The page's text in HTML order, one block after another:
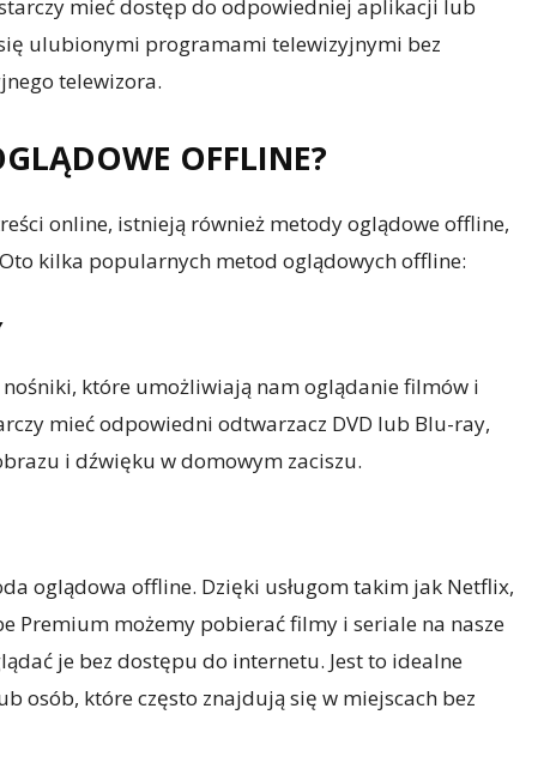
mieć dostęp do odpowiedniej aplikacji lub
ulubionymi programami telewizyjnymi bez
telewizora.
OFFLINE?
online, istnieją również metody oglądowe offline,
kilka popularnych metod oglądowych offline:
nośniki, które umożliwiają nam oglądanie filmów i
mieć odpowiedni odtwarzacz DVD lub Blu-ray,
i dźwięku w domowym zaciszu.
oglądowa offline. Dzięki usługom takim jak Netflix,
Premium możemy pobierać filmy i seriale na nasze
je bez dostępu do internetu. Jest to idealne
osób, które często znajdują się w miejscach bez